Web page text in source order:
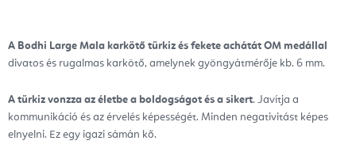
A Bodhi Large Mala karkötő türkiz és fekete achátát OM medállal
divatos és rugalmas karkötő, amelynek gyöngyátmérője kb. 6 mm.
A türkiz vonzza az életbe a boldogságot és a sikert. Javítja a
kommunikáció és az érvelés képességét. Minden negativitást képes
elnyelni. Ez egy igazi sámán kő.